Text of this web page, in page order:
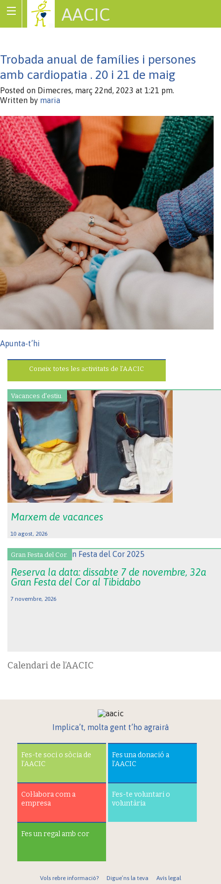
AACIC
Trobada anual de famílies i persones
amb cardiopatia . 20 i 21 de maig
Posted on Dimecres, març 22nd, 2023 at 1:21 pm.
Written by maria
Apunta-t’hi
Coneix totes les activitats de l’AACIC
Vacances d'estiu.
Marxem de vacances
10 agost, 2026
Gran Festa del Cor.
Reserva la data: dissabte 7 de novembre, 32a
Gran Festa del Cor al Tibidabo
7 novembre, 2026
Calendari de l’AACIC
Implica’t, molta gent t’ho agrairà
Fes-te soci o sòcia de
l’AACIC
Fes una donació a
l’AACIC
Col·labora com a
empresa
Fes-te voluntari o
voluntària
Fes un regal amb cor
Vols rebre informació? Digue’ns la teva Avís legal